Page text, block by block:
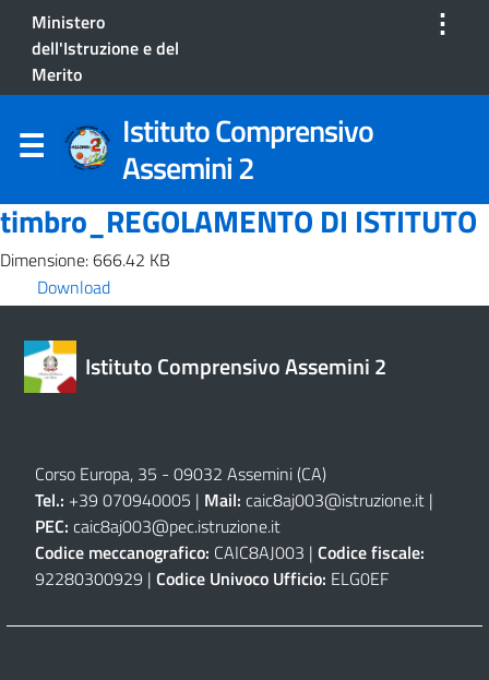
Ministero
dell'Istruzione e del
Merito
⋮
Istituto Comprensivo
Assemini 2
timbro_REGOLAMENTO DI ISTITUTO
Dimensione: 666.42 KB
Download
Istituto Comprensivo Assemini 2
Corso Europa, 35 - 09032 Assemini (CA)
Tel.: +39 070940005 | Mail: caic8aj003@istruzione.it |
PEC: caic8aj003@pec.istruzione.it
Codice meccanografico: CAIC8AJ003 | Codice fiscale:
92280300929 | Codice Univoco Ufficio: ELG0EF